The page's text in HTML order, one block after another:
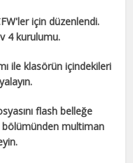
için düzenlendi.
4 kurulumu.
ile klasörün içindekileri
flash belleğe
bölümünden multiman